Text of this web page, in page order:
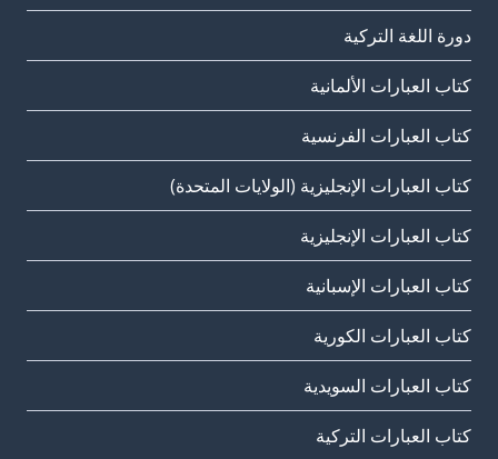
دورة اللغة التركية
كتاب العبارات الألمانية
كتاب العبارات الفرنسية
كتاب العبارات الإنجليزية (الولايات المتحدة)
كتاب العبارات الإنجليزية
كتاب العبارات الإسبانية
كتاب العبارات الكورية
كتاب العبارات السويدية
كتاب العبارات التركية